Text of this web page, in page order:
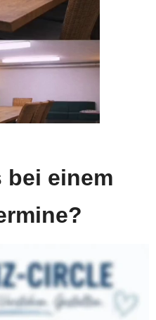
bei einem
(11-13 Uhr)
ETFs und